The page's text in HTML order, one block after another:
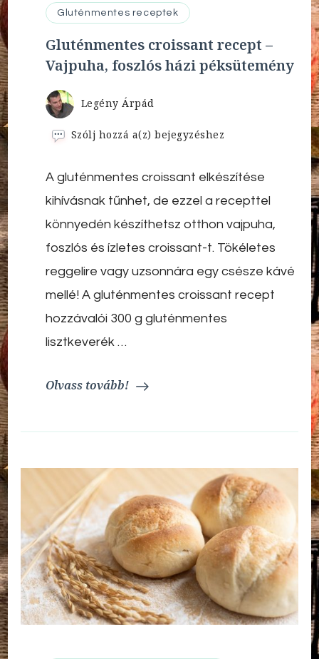
Gluténmentes receptek
Gluténmentes croissant recept –
Vajpuha, foszlós házi péksütemény
Legény Árpád
Szólj hozzá a(z)Gluténmentes
–
Vajpuha,
foszlós
házi
bejegyzéshez
A gluténmentes croissant elkészítése
kihívásnak tűnhet, de ezzel a recepttel
könnyedén készíthetsz otthon vajpuha,
foszlós és ízletes croissant-t. Tökéletes
reggelire vagy uzsonnára egy csésze kávé
mellé! A gluténmentes croissant recept
hozzávalói 300 g gluténmentes
lisztkeverék …
Olvass tovább!